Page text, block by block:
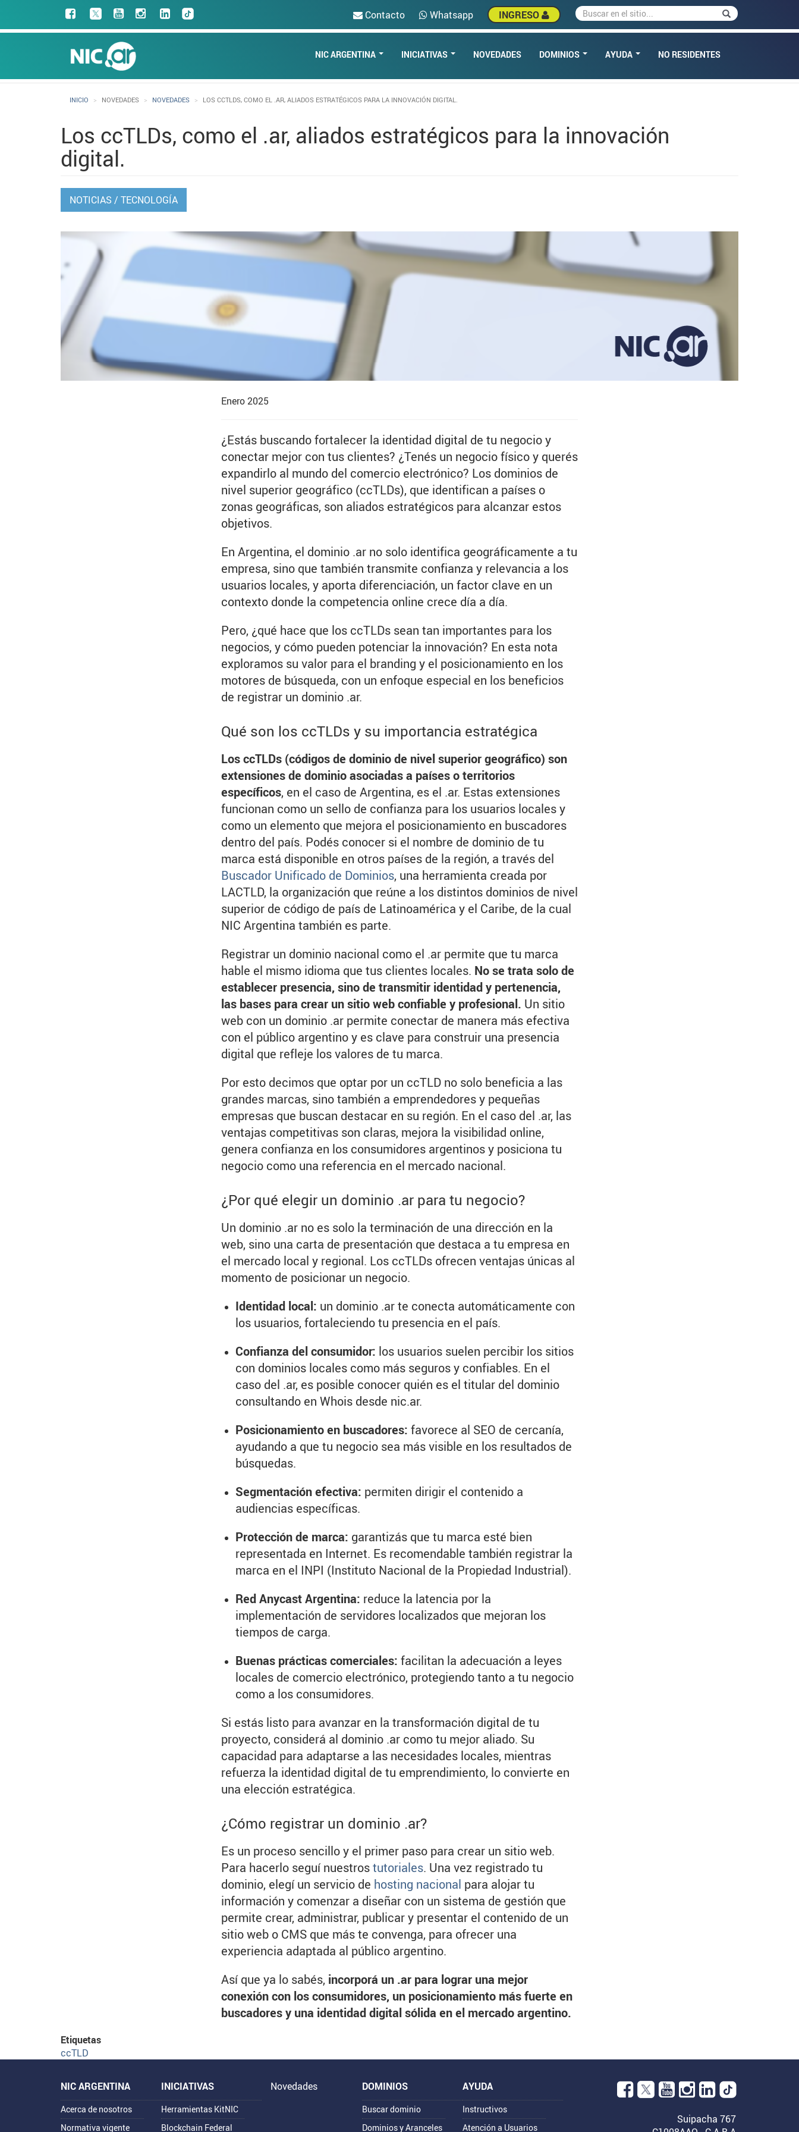
contenido
Buscar Buscar
Facebook Contacto Whatsapp INGRESO
Main
navigation
NIC ARGENTINA INICIATIVAS NOVEDADES DOMINIOS AYUDA NO RESIDENTES
INICIO NOVEDADES NOVEDADES LOS CCTLDS, COMO EL .AR, ALIADOS ESTRATÉGICOS PARA LA INNOVACIÓN DIGITAL.
Los ccTLDs, como el .ar, aliados estratégicos para la innovación
digital.
NOTICIAS / TECNOLOGÍA
Enero 2025
¿Estás buscando fortalecer la identidad digital de tu negocio y
conectar mejor con tus clientes? ¿Tenés un negocio físico y querés
expandirlo al mundo del comercio electrónico? Los dominios de
nivel superior geográfico (ccTLDs), que identifican a países o
zonas geográficas, son aliados estratégicos para alcanzar estos
objetivos.
En Argentina, el dominio .ar no solo identifica geográficamente a tu
empresa, sino que también transmite confianza y relevancia a los
usuarios locales, y aporta diferenciación, un factor clave en un
contexto donde la competencia online crece día a día.
Pero, ¿qué hace que los ccTLDs sean tan importantes para los
negocios, y cómo pueden potenciar la innovación? En esta nota
exploramos su valor para el branding y el posicionamiento en los
motores de búsqueda, con un enfoque especial en los beneficios
de registrar un dominio .ar.
Qué son los ccTLDs y su importancia estratégica
Los ccTLDs (códigos de dominio de nivel superior geográfico) son
extensiones de dominio asociadas a países o territorios
específicos, en el caso de Argentina, es el .ar. Estas extensiones
funcionan como un sello de confianza para los usuarios locales y
como un elemento que mejora el posicionamiento en buscadores
dentro del país. Podés conocer si el nombre de dominio de tu
marca está disponible en otros países de la región, a través del
Buscador Unificado de Dominios, una herramienta creada por
LACTLD, la organización que reúne a los distintos dominios de nivel
superior de código de país de Latinoamérica y el Caribe, de la cual
NIC Argentina también es parte.
Registrar un dominio nacional como el .ar permite que tu marca
hable el mismo idioma que tus clientes locales. No se trata solo de
establecer presencia, sino de transmitir identidad y pertenencia,
las bases para crear un sitio web confiable y profesional. Un sitio
web con un dominio .ar permite conectar de manera más efectiva
con el público argentino y es clave para construir una presencia
digital que refleje los valores de tu marca.
Por esto decimos que optar por un ccTLD no solo beneficia a las
grandes marcas, sino también a emprendedores y pequeñas
empresas que buscan destacar en su región. En el caso del .ar, las
ventajas competitivas son claras, mejora la visibilidad online,
genera confianza en los consumidores argentinos y posiciona tu
negocio como una referencia en el mercado nacional.
¿Por qué elegir un dominio .ar para tu negocio?
Un dominio .ar no es solo la terminación de una dirección en la
web, sino una carta de presentación que destaca a tu empresa en
el mercado local y regional. Los ccTLDs ofrecen ventajas únicas al
momento de posicionar un negocio.
Identidad local: un dominio .ar te conecta automáticamente con
los usuarios, fortaleciendo tu presencia en el país.
Confianza del consumidor: los usuarios suelen percibir los sitios
con dominios locales como más seguros y confiables. En el
caso del .ar, es posible conocer quién es el titular del dominio
consultando en Whois desde nic.ar.
Posicionamiento en buscadores: favorece al SEO de cercanía,
ayudando a que tu negocio sea más visible en los resultados de
búsquedas.
Segmentación efectiva: permiten dirigir el contenido a
audiencias específicas.
Protección de marca: garantizás que tu marca esté bien
representada en Internet. Es recomendable también registrar la
marca en el INPI (Instituto Nacional de la Propiedad Industrial).
Red Anycast Argentina: reduce la latencia por la
implementación de servidores localizados que mejoran los
tiempos de carga.
Buenas prácticas comerciales: facilitan la adecuación a leyes
locales de comercio electrónico, protegiendo tanto a tu negocio
como a los consumidores.
Si estás listo para avanzar en la transformación digital de tu
proyecto, considerá al dominio .ar como tu mejor aliado. Su
capacidad para adaptarse a las necesidades locales, mientras
refuerza la identidad digital de tu emprendimiento, lo convierte en
una elección estratégica.
¿Cómo registrar un dominio .ar?
Es un proceso sencillo y el primer paso para crear un sitio web.
Para hacerlo seguí nuestrostutoriales. Una vez registrado tu
dominio, elegí un servicio de hosting nacional para alojar tu
información y comenzar a diseñar con un sistema de gestión que
permite crear, administrar, publicar y presentar el contenido de un
sitio web o CMS que más te convenga, para ofrecer una
experiencia adaptada al público argentino.
Así que ya lo sabés, incorporá un .ar para lograr una mejor
conexión con los consumidores, un posicionamiento más fuerte en
buscadores y una identidad digital sólida en el mercado argentino.
Etiquetas
ccTLD
Mapa
del
sitio
NIC ARGENTINA
Acerca de nosotros
Normativa vigente
INICIATIVAS
Herramientas KitNIC
Blockchain Federal
Novedades DOMINIOS
Buscar dominio
Dominios y Aranceles
AYUDA
Instructivos
Atención a Usuarios
Facebook.
Suipacha 767